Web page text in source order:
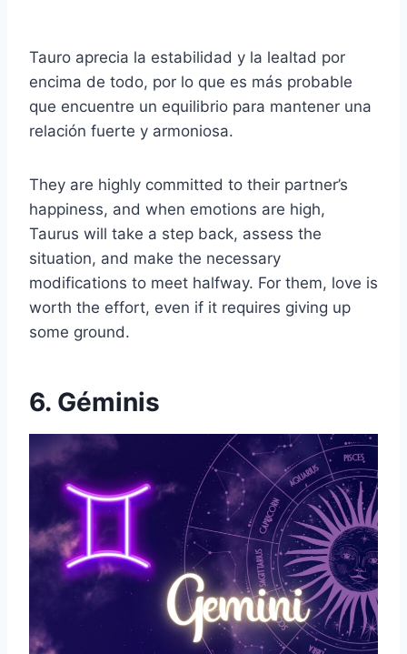
Tauro aprecia la estabilidad y la lealtad por
encima de todo, por lo que es más probable
que encuentre un equilibrio para mantener una
relación fuerte y armoniosa.
They are highly committed to their partner’s
happiness, and when emotions are high,
Taurus will take a step back, assess the
situation, and make the necessary
modifications to meet halfway. For them, love is
worth the effort, even if it requires giving up
some ground.
6. Géminis